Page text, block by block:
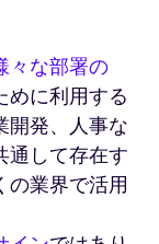
々な部署の
めに利用する
開発、人事な
通して存在す
の業界で活用